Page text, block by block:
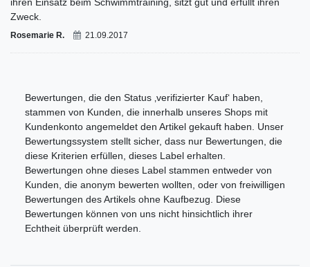
ihren Einsatz beim Schwimmtraining, sitzt gut und erfüllt ihren
Zweck.
Rosemarie R. 21.09.2017
Bewertungen, die den Status ‚verifizierter Kauf‘ haben,
stammen von Kunden, die innerhalb unseres Shops mit
Kundenkonto angemeldet den Artikel gekauft haben. Unser
Bewertungssystem stellt sicher, dass nur Bewertungen, die
diese Kriterien erfüllen, dieses Label erhalten.
Bewertungen ohne dieses Label stammen entweder von
Kunden, die anonym bewerten wollten, oder von freiwilligen
Bewertungen des Artikels ohne Kaufbezug. Diese
Bewertungen können von uns nicht hinsichtlich ihrer
Echtheit überprüft werden.